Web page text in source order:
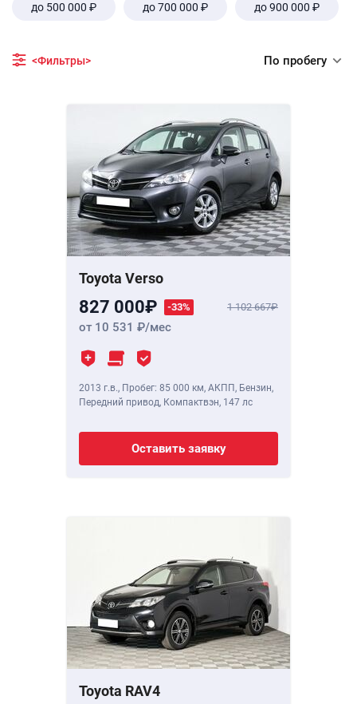
до 500 000 ₽ до 700 000 ₽ до 900 000 ₽
<Фильтры> По пробегу
Toyota Verso
827 000 -33% 1 102 667
от 10 531 /мес
2013 г.в., Пробег: 85 000 км, АКПП, Бензин,
Передний привод, Компактвэн, 147 лс
Оставить заявку
Toyota RAV4